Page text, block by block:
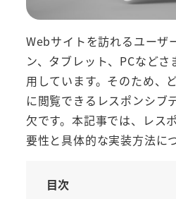
Webサイトを訪れるユーザ
ン、タブレット、PCなど
用しています。そのため、
に閲覧できるレスポンシブ
欠です。本記事では、レス
要性と具体的な実装方法に
目次